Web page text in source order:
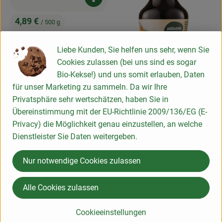
, Preis:
4,89 € / 500 g
(WBI)
, Herkunft:
DV , Referenzpreis:
9,78 €/ 1kg
, Preis:
3,79 €/ 90 ml
Flüssigwürze hefefrei
Flasche
, Herkunft:
DV , Referenzpreis:
42,11 €
, Verband:
, Kontrollstelle:
DE-ÖKO-006
Produkt zu Favouriten hinzufügen
, Verband:
, Kontrollstelle:
Produkt zu Favouriten hinzufügen
Liebe Kunden, Sie helfen uns sehr, wenn Sie
Cookies zulassen (bei uns sind es sogar
Bio-Kekse!) und uns somit erlauben, Daten
für unser Marketing zu sammeln. Da wir Ihre
Privatsphäre sehr wertschätzen, haben Sie in
Übereinstimmung mit der EU-Richtlinie 2009/136/EG (E-
Privacy) die Möglichkeit genau einzustellen, an welche
Dienstleister Sie Daten weitergeben.
Cookieeinstellungen
Nur notwendige Cookies zulassen
Alle Cookies zulassen